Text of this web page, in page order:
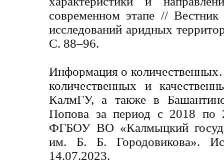
современном этапе //
исследований аридных
С. 88–96.
Информация о
количественных и
КалмГУ, а также в
Попова за период с 2018 по
ФГБОУ ВО «Калмыцкий
им. Б. Б.
14.07.2023.